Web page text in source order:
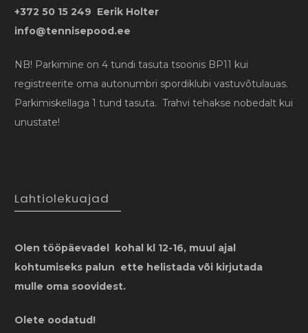
+372 50 15 249 Eerik Holter
info@tennisepood.ee
NB! Parkimine on 4 tundi tasuta tsoonis BP11 kui
registreerite oma autonumbri spordiklubi vastuvõtulauas.
Parkimiskellaga 1 tund tasuta. Trahvi tehakse nobedalt kui
unustate!
Lahtiolekuajad
Olen tööpäevadel kohal kl 12-16, muul ajal
kohtumiseks palun ette helistada või kirjutada
mulle oma soovidest.
Olete oodatud!